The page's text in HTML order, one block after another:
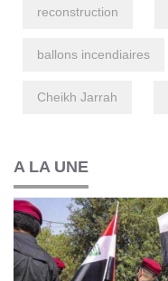
reconstruction
ballons incendiaires
Cheikh Jarrah
A LA UNE